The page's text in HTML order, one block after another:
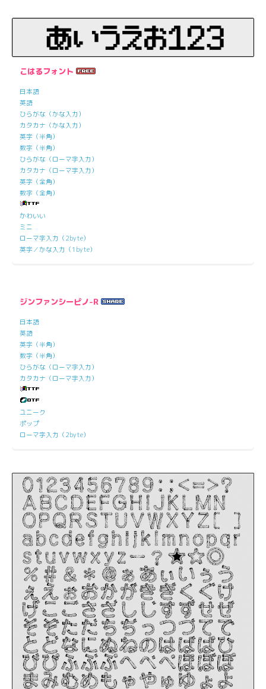
こはるフォント
日本語
英語
ひらがな（かな入力）
カタカナ（かな入力）
英字（半角）
数字（半角）
ひらがな（ローマ字入力）
カタカナ（ローマ字入力）
英字（全角）
数字（全角）
かわいい
ミニ
ローマ字入力（2byte）
英字／かな入力（1byte）
ジンファンシーピノ-R
日本語
英語
英字（半角）
数字（半角）
ひらがな（ローマ字入力）
カタカナ（ローマ字入力）
ユニーク
ポップ
ローマ字入力（2byte）